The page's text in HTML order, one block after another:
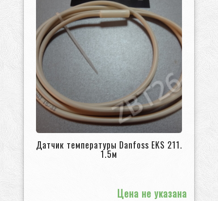
Датчик температуры Danfoss EKS 211.
1.5м
Цена не указана